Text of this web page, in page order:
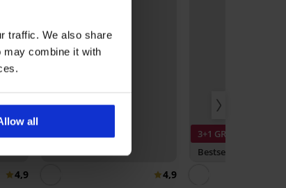
traffic. We also share
may combine it with
all
4,9
4,9
3+1 GRATIS
Bestseller